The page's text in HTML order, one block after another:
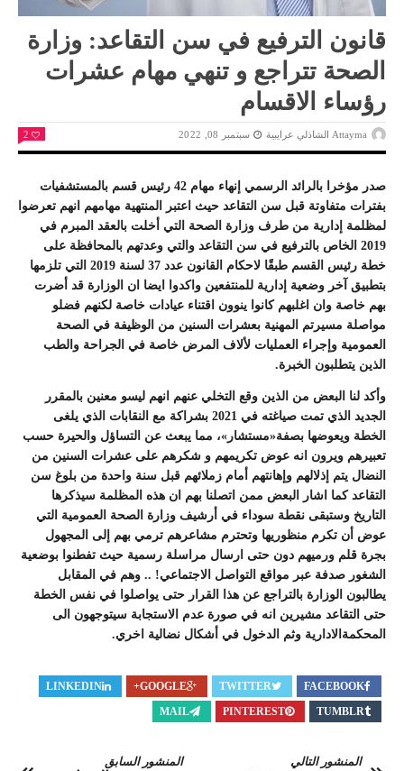
قانون الترفيع في سن التقاعد: وزارة
الصحة تتراجع و تنهي مهام عشرات
رؤساء الاقسام
Attayma الشاذلي عرايبية سبتمبر 08, 2022 2
صدر مؤخرا بالرائد الرسمي إنهاء مهام 42 رئيس قسم بالمستشفيات
بفترات متفاوتة قبل سن التقاعد حيث اعتبر المنتهية مهامهم انهم تعرضوا
لمظلمة إدارية من طرف وزارة الصحة التي أخلت بالعقد المبرم في
2019 الخاص بالترفيع في سن التقاعد والتي وعدتهم بالمحافظة على
خطة رئيس القسم طبقًا لاحكام القانون عدد 37 لسنة 2019 التي تلزمها
بتطبيق آخر وضعية إدارية للمنتفعين واكدوا ايضا ان الوزارة قد أضرت
بهم خاصة وان اغلبهم كانوا ينوون اقتناء عيادات خاصة لكنهم فضلو
مواصلة مسيرتم المهنية بعشرات السنين من الوظيفة في الصحة
العمومية وإجراء العمليات لألاف المرض خاصة في الجراحة والطب
الذين يتطلبون الخبرة.
وأكد لنا البعض من الذين وقع التخلي عنهم انهم ليسو معنين بالمقرر
الجديد الذي تمت صياغته في 2021 بشراكة مع النقابات الذي يلغى
الخطة ويعوضها بصفة«مستشار»، مما يبعث عن التساؤل والحيرة حسب
تعبيرهم ويرون انه عوض تكريمهم و شكرهم على عشرات السنين من
النضال يتم إذلالهم وإهانتهم أمام زملائهم قبل سنة واحدة من بلوغ سن
التقاعد كما اشار البعض ممن اتصلنا بهم ان هذه المظلمة سيذكرها
التاريخ وستبقى نقطة سوداء في أرشيف وزارة الصحة العمومية التي
عوض أن تكرم منظوريها وتحترم مشاعرهم ترمي بهم إلى المجهول
بجرة قلم ورميهم دون حتى ارسال مراسلة رسمية حيث تفطنوا بوضعية
الشغور صدفة عبر مواقع التواصل الاجتماعي! .. وهم في المقابل
يطالبون الوزارة بالتراجع عن هذا القرار حتى يواصلوا في نفس الخطة
حتى التقاعد مشيرين انه في صورة عدم الاستجابة سيتوجهون الى
المحكمةالادارية وثم الدخول في أشكال نضالية اخري.
FACEBOOK
TWITTER
GOOGLE+
LINKEDIN
TUMBLR
PINTEREST
MAIL
المنشور السابق المنشور التالي